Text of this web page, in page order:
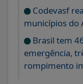
Codevasf
municípios do
Brasil tem
emergência,
rompimento